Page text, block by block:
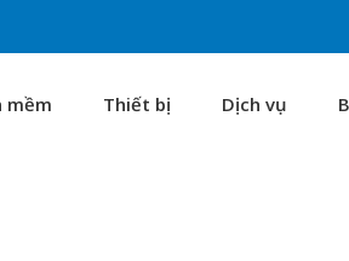
mềm Thiết bị Dịch vụ